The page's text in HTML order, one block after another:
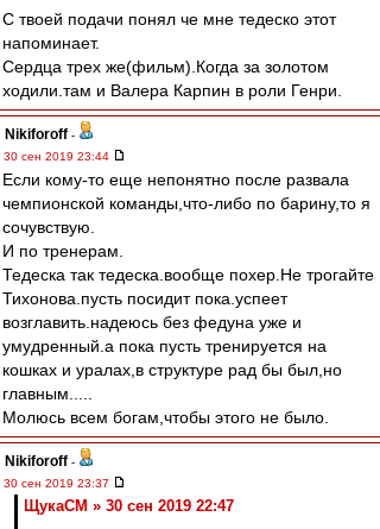
С твоей подачи понял че мне тедеско этот
напоминает.
Сердца трех же(фильм).Когда за золотом
ходили.там и Валера Карпин в роли Генри.
Nikiforoff -
30 сен 2019 23:44
Если кому-то еще непонятно после развала
чемпионской команды,что-либо по барину,то я
сочувствую.
И по тренерам.
Тедеска так тедеска.вообще похер.Не трогайте
Тихонова.пусть посидит пока.успеет
возглавить.надеюсь без федуна уже и
умудренный.а пока пусть тренируется на
кошках и уралах,в структуре рад бы был,но
главным.....
Молюсь всем богам,чтобы этого не было.
Nikiforoff -
30 сен 2019 23:37
ЩукаСМ » 30 сен 2019 22:47